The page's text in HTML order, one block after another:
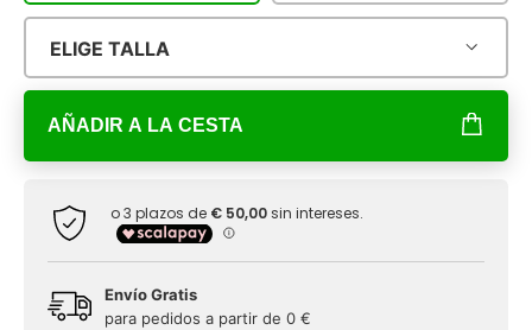
ELIGE TALLA
AÑADIR A LA CESTA
Envío Gratis
para pedidos a partir de 0 €